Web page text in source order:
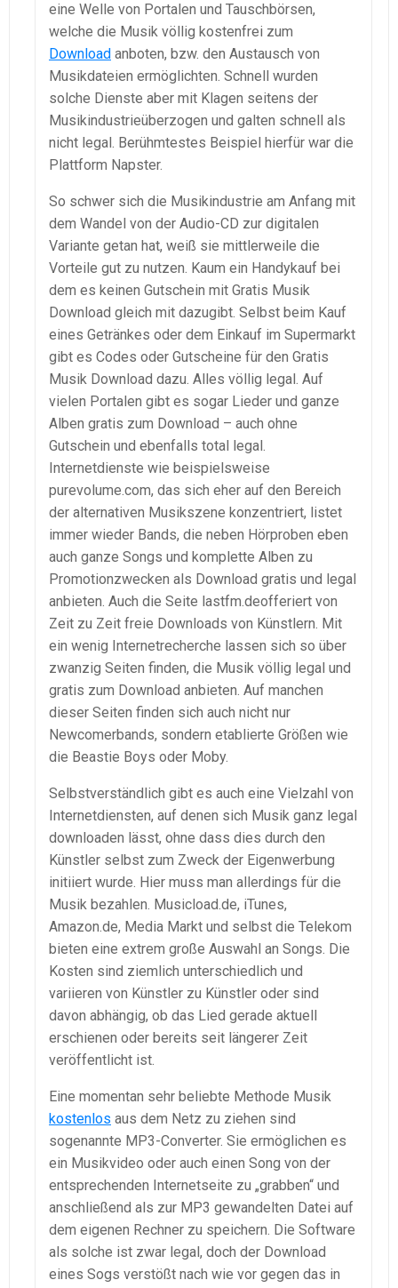
eine Welle von Portalen und Tauschbörsen,
welche die Musik völlig kostenfrei zum
Download anboten, bzw. den Austausch von
Musikdateien ermöglichten. Schnell wurden
solche Dienste aber mit Klagen seitens der
Musikindustrieüberzogen und galten schnell als
nicht legal. Berühmtestes Beispiel hierfür war die
Plattform Napster.
So schwer sich die Musikindustrie am Anfang mit
dem Wandel von der Audio-CD zur digitalen
Variante getan hat, weiß sie mittlerweile die
Vorteile gut zu nutzen. Kaum ein Handykauf bei
dem es keinen Gutschein mit Gratis Musik
Download gleich mit dazugibt. Selbst beim Kauf
eines Getränkes oder dem Einkauf im Supermarkt
gibt es Codes oder Gutscheine für den Gratis
Musik Download dazu. Alles völlig legal. Auf
vielen Portalen gibt es sogar Lieder und ganze
Alben gratis zum Download – auch ohne
Gutschein und ebenfalls total legal.
Internetdienste wie beispielsweise
purevolume.com, das sich eher auf den Bereich
der alternativen Musikszene konzentriert, listet
immer wieder Bands, die neben Hörproben eben
auch ganze Songs und komplette Alben zu
Promotionzwecken als Download gratis und legal
anbieten. Auch die Seite lastfm.deofferiert von
Zeit zu Zeit freie Downloads von Künstlern. Mit
ein wenig Internetrecherche lassen sich so über
zwanzig Seiten finden, die Musik völlig legal und
gratis zum Download anbieten. Auf manchen
dieser Seiten finden sich auch nicht nur
Newcomerbands, sondern etablierte Größen wie
die Beastie Boys oder Moby.
Selbstverständlich gibt es auch eine Vielzahl von
Internetdiensten, auf denen sich Musik ganz legal
downloaden lässt, ohne dass dies durch den
Künstler selbst zum Zweck der Eigenwerbung
initiiert wurde. Hier muss man allerdings für die
Musik bezahlen. Musicload.de, iTunes,
Amazon.de, Media Markt und selbst die Telekom
bieten eine extrem große Auswahl an Songs. Die
Kosten sind ziemlich unterschiedlich und
variieren von Künstler zu Künstler oder sind
davon abhängig, ob das Lied gerade aktuell
erschienen oder bereits seit längerer Zeit
veröffentlicht ist.
Eine momentan sehr beliebte Methode Musik
kostenlos aus dem Netz zu ziehen sind
sogenannte MP3-Converter. Sie ermöglichen es
ein Musikvideo oder auch einen Song von der
entsprechenden Internetseite zu „grabben“ und
anschließend als zur MP3 gewandelten Datei auf
dem eigenen Rechner zu speichern. Die Software
als solche ist zwar legal, doch der Download
eines Sogs verstößt nach wie vor gegen das in